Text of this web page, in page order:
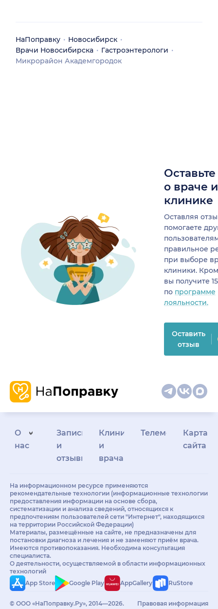
НаПоправку
Новосибирск
Врачи Новосибирска
Гастроэнтерологи
Микрорайон Академгородок
о враче
клинике
Оставляя
помогаете
правильное
при выборе
клиники.
вы получите
по программе
лояльности.
Оставить
отзыв
О
нас
Запись
и
отзывы
Клиникам
и
врачам
Телемедицина
Карта
сайта
На информационном ресурсе применяются
рекомендательные технологии (информационные технологии
предоставления информации на основе сбора,
систематизации и анализа сведений, относящихся к
предпочтениям пользователей сети "Интернет", находящихся
на территории Российской Федерации)
Материалы, размещённые на сайте, не предназначены для
постановки диагноза и лечения и не заменяют приём врача.
Имеются противопоказания. Необходима консультация
специалиста.
О деятельности, осуществляемой в области информационных
технологий
App Store
Google Play AppGallery RuStore
© ООО «НаПоправку.Ру», 2014—2026.
Правовая информация